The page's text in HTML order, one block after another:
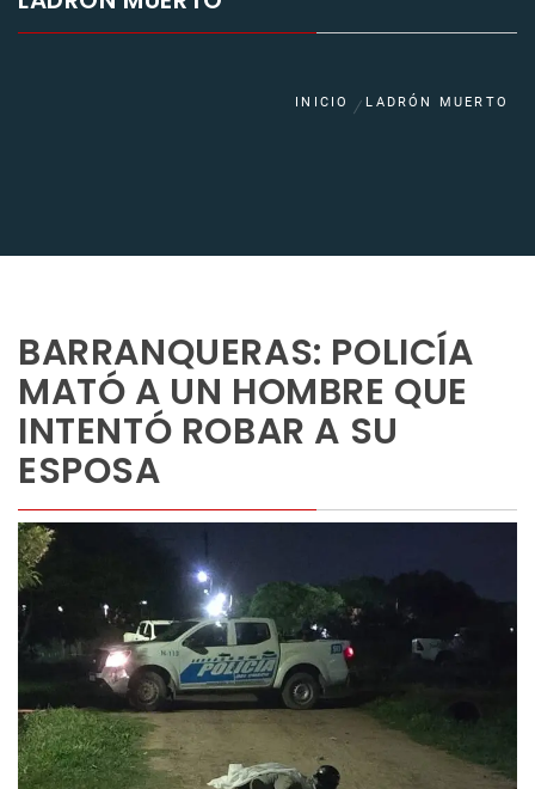
INICIO LADRÓN MUERTO
BARRANQUERAS: POLICÍA
MATÓ A UN HOMBRE QUE
INTENTÓ ROBAR A SU
ESPOSA